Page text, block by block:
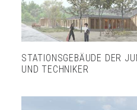
STATIONSGEBÄUDE DER
UND TECHNIKER